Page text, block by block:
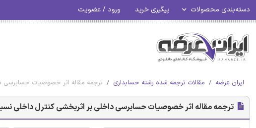
دسته‌بندی محصولات پیگیری خرید ورود / عضویت
ایران عرضه مقالات ترجمه شده رشته حسابداری ترجمه مقاله اثر خصوصیات حسابرسی
ترجمه مقاله اثر خصوصیات حسابرسی داخلی بر اثربخشی کنترل داخلی